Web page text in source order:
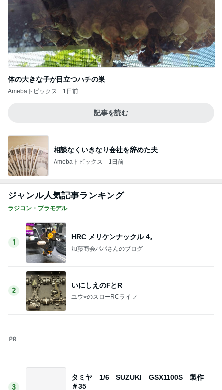
相談なくいきなり会社を辞めた夫
Amebaトピックス
ジャンル人気記事ランキング
ラジコン・プラモデル
HRC メリケンナックル 4。
2
ユウ⭐︎のスローRCライフ
3
タミヤ 1/6 SUZUKI GSX1100S 製作
＃35
海山鉄趣味事便り
4
中径タイヤ好調につき。
加藤商会パパさんのブログ
5
このジャンルの記事をもっと見る